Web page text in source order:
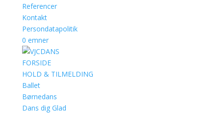
Referencer
Kontakt
Persondatapolitik
0 emner
FORSIDE
HOLD & TILMELDING
Ballet
Børnedans
Dans dig Glad